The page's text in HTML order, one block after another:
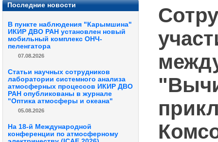
Последние новости
В пункте наблюдения "Карымшина"
ИКИР ДВО РАН установлен новый
мобильный комплекс ОНЧ-
пеленгатора
07.08.2026
Статьи научных сотрудников
лаборатории системного анализа
атмосферных процессов ИКИР ДВО
РАН опубликованы в журнале
"Оптика атмосферы и океана"
05.08.2026
На 18-й Международной
конференции по атмосферному